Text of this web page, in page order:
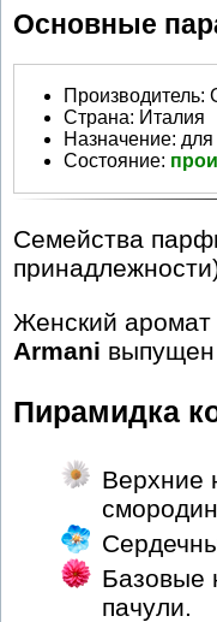
Основные
Производитель:
Страна: Италия
Назначение:
Состояние:
Семейства
Женский аромат
Armani выпущен
Пирамидка
Верхние
Базовые
пачули.